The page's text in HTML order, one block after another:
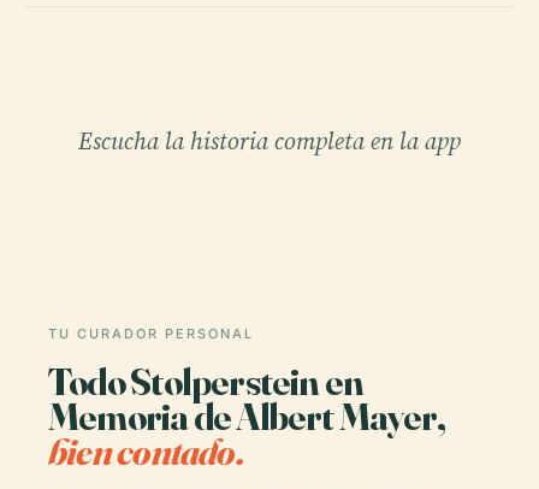
Escucha la historia completa en la app
TU CURADOR PERSONAL
Todo Stolperstein en
Memoria de Albert Mayer,
bien contado.